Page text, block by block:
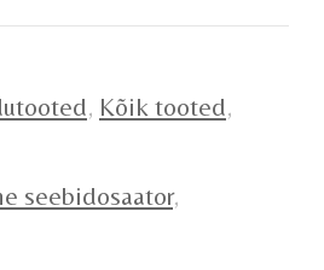
, Kõik tooted,
seebidosaator,